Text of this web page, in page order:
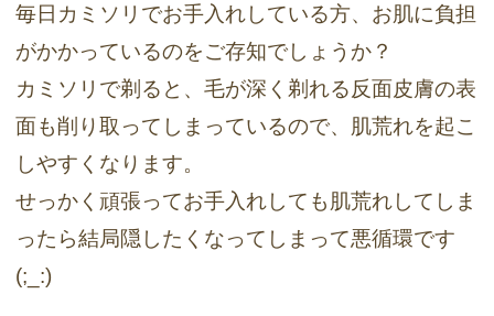
毎日カミソリでお手入れしている方、お肌に負担
がかかっているのをご存知でしょうか？
カミソリで剃ると、毛が深く剃れる反面皮膚の表
面も削り取ってしまっているので、肌荒れを起こ
しやすくなります。
せっかく頑張ってお手入れしても肌荒れしてしま
ったら結局隠したくなってしまって悪循環です
(;_:)